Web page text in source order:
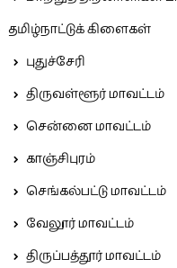
தமிழ்நாட்டுக் கிளைகள்
புதுச்சேரி
திருவள்ளூர் மாவட்டம்
சென்னை மாவட்டம்
காஞ்சிபுரம்
செங்கல்பட்டு மாவட்டம்
வேலூர் மாவட்டம்
திருப்பத்தூர் மாவட்டம்